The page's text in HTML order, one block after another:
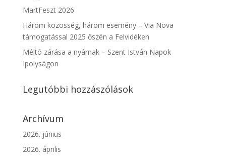
MartFeszt 2026
Három közösség, három esemény – Via Nova
támogatással 2025 őszén a Felvidéken
Méltó zárása a nyárnak – Szent István Napok
Ipolyságon
Legutóbbi hozzászólások
Archívum
2026. június
2026. április